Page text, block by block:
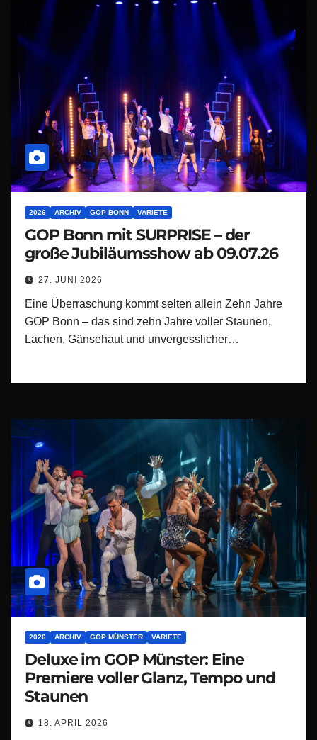
2026 ARCHIV GOP BONN VARIETE
GOP Bonn mit SURPRISE – der
große Jubiläumsshow ab 09.07.26
27. JUNI 2026
Eine Überraschung kommt selten allein Zehn Jahre
GOP Bonn – das sind zehn Jahre voller Staunen,
Lachen, Gänsehaut und unvergesslicher…
2026 ARCHIV GOP MÜNSTER VARIETE
Deluxe im GOP Münster: Eine
Premiere voller Glanz, Tempo und
Staunen
18. APRIL 2026